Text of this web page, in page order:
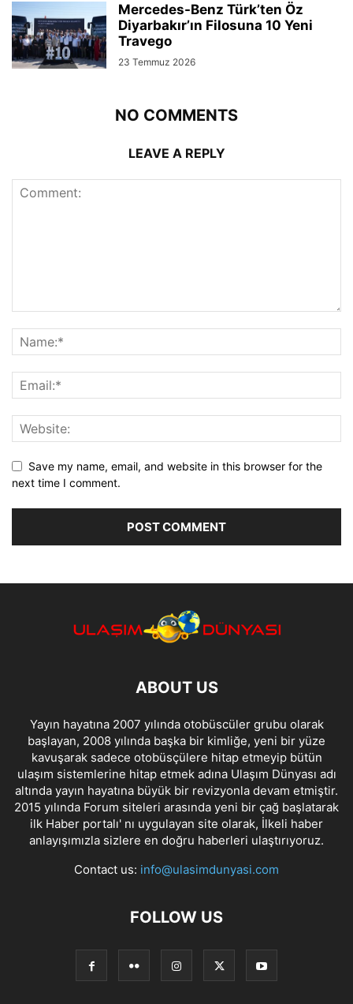
Mercedes-Benz Türk’ten Öz
Diyarbakır’ın Filosuna 10 Yeni
Travego
23 Temmuz 2026
NO COMMENTS
LEAVE A REPLY
Save my name, email, and website in this browser for the
next time I comment.
ABOUT US
Yayın hayatına 2007 yılında otobüscüler grubu olarak
başlayan, 2008 yılında başka bir kimliğe, yeni bir yüze
kavuşarak sadece otobüsçülere hitap etmeyip bütün
ulaşım sistemlerine hitap etmek adına Ulaşım Dünyası adı
altında yayın hayatına büyük bir revizyonla devam etmiştir.
2015 yılında Forum siteleri arasında yeni bir çağ başlatarak
ilk Haber portalı' nı uygulayan site olarak, İlkeli haber
anlayışımızla sizlere en doğru haberleri ulaştırıyoruz.
Contact us: info@ulasimdunyasi.com
FOLLOW US